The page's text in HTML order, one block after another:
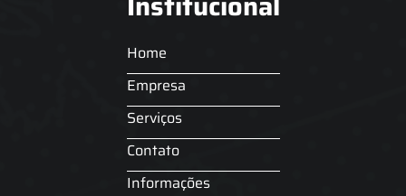
Home
Empresa
Serviços
Contato
Informações